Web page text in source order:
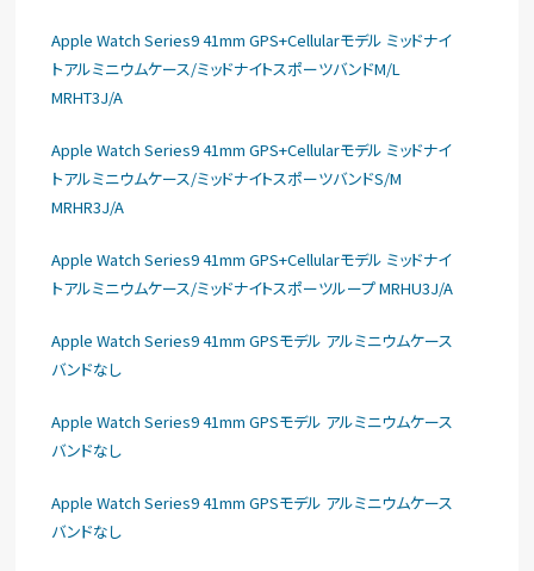
Apple Watch Series9 41mm GPS+Cellularモデル ミッドナイ
トアルミニウムケース/ミッドナイトスポーツバンドM/L
MRHT3J/A
Apple Watch Series9 41mm GPS+Cellularモデル ミッドナイ
トアルミニウムケース/ミッドナイトスポーツバンドS/M
MRHR3J/A
Apple Watch Series9 41mm GPS+Cellularモデル ミッドナイ
トアルミニウムケース/ミッドナイトスポーツループ MRHU3J/A
Apple Watch Series9 41mm GPSモデル アルミニウムケース
バンドなし
Apple Watch Series9 41mm GPSモデル アルミニウムケース
バンドなし
Apple Watch Series9 41mm GPSモデル アルミニウムケース
バンドなし